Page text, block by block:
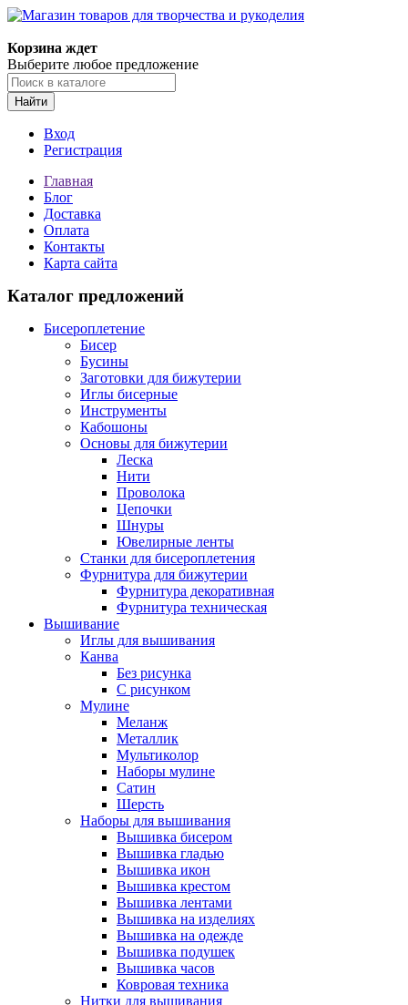
Корзина ждет
Выберите любое предложение
Найти
Вход
Регистрация
Главная
Блог
Доставка
Оплата
Контакты
Карта сайта
Каталог предложений
Бисероплетение
Бисер
Бусины
Заготовки для бижутерии
Иглы бисерные
Инструменты
Кабошоны
Основы для бижутерии
Леска
Нити
Проволока
Цепочки
Шнуры
Ювелирные ленты
Станки для бисероплетения
Фурнитура для бижутерии
Фурнитура декоративная
Фурнитура техническая
Вышивание
Иглы для вышивания
Канва
Без рисунка
С рисунком
Мулине
Меланж
Металлик
Мультиколор
Наборы мулине
Сатин
Шерсть
Наборы для вышивания
Вышивка бисером
Вышивка гладью
Вышивка икон
Вышивка крестом
Вышивка лентами
Вышивка на изделиях
Вышивка на одежде
Вышивка подушек
Вышивка часов
Ковровая техника
Нитки для вышивания